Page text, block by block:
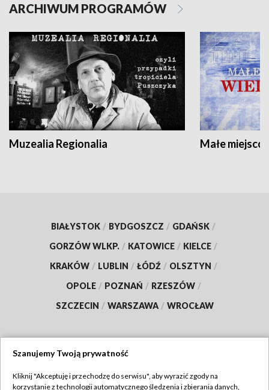
ARCHIWUM PROGRAMÓW
Muzealia Regionalia Małe
BIAŁYSTOK / BYDGOSZCZ / GDAŃSK /
GORZÓW WLKP. / KATOWICE / KIELCE /
KRAKÓW / LUBLIN / ŁÓDŹ / OLSZTYN /
OPOLE / POZNAŃ / RZESZÓW /
SZCZECIN / WARSZAWA / WROCŁAW
Szanujemy Twoją prywatność
Kliknij "Akceptuję i przechodzę do serwisu", aby wyrazić zgody na
korzystanie z technologii automatycznego śledzenia i zbierania danych,